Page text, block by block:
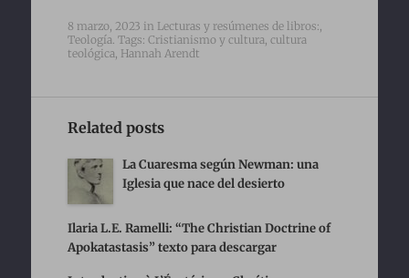
8 marzo, 2023 in Lecturas y resúmenes de libros:,
Teología. Tags: Cristianismo y cultura, cultura
teológica, Hannah Arendt
Related posts
La Cuaresma según Newman: una
Iglesia que nace del desierto
Ilaria L.E. Ramelli: “The Christian Doctrine of
Apokatastasis” texto para descargar